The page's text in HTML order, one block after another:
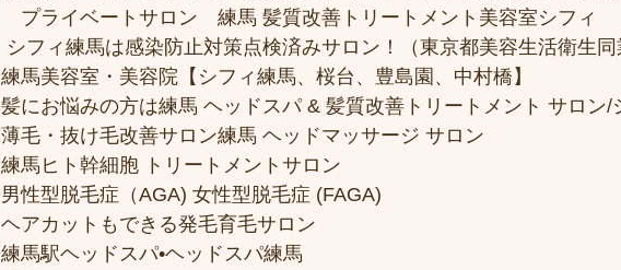
プライベートサロン　練馬 髪質改善トリートメント美容室シフィ
シフィ練馬は感染防止対策点検済みサロン！（東京都美容生活衛生同
練馬美容室・美容院【シフィ練馬、桜台、豊島園、中村橋】
髪にお悩みの方は練馬 ヘッドスパ & 髪質改善トリートメント サロン/
薄毛・抜け毛改善サロン練馬 ヘッドマッサージ サロン
練馬ヒト幹細胞 トリートメントサロン
男性型脱毛症（AGA) 女性型脱毛症 (FAGA)
ヘアカットもできる発毛育毛サロン
練馬駅ヘッドスパ•ヘッドスパ練馬